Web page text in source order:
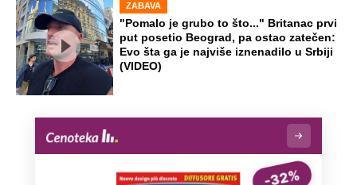
ZABAVA
"Pomalo je grubo to što..." Britanac prvi
put posetio Beograd, pa ostao zatečen:
Evo šta ga je najviše iznenadilo u Srbiji
(VIDEO)